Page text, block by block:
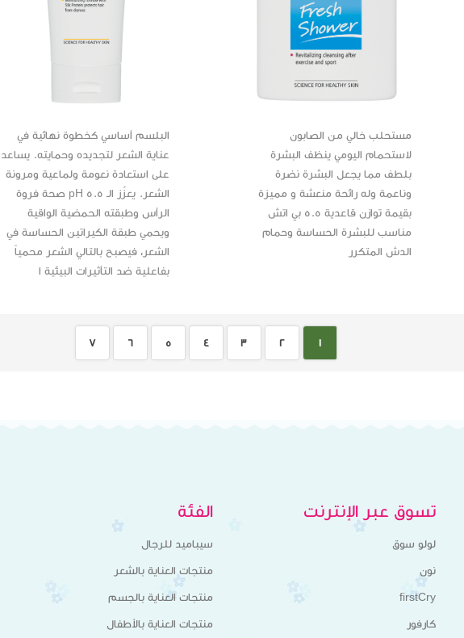
مستحلب خالي من الصابون
لاستحمام اليومي ينظف البشرة
بلطف مما يجعل البشرة نضرة
وناعمة وله رائحة منعشة و مميزة
بقيمة توازن قاعدية 5.5 بي اتش
مناسب للبشرة الحساسة وحمام
الدش المتكرر
البلسم أساسي كخطوة نهائية في
عناية الشعر لتجديده وحمايته. يساعد
على استعادة نعومة ولماعية ومرونة
الشعر. يعزّز الـ pH 5.5 صحة فروة
الرأس وطبقته الحمضية الواقية
ويحمي طبقة الكيراتين الحساسة في
الشعر، فيصبح بالتالي الشعر محمياً
بفاعلية ضد التأثيرات البيئية ا
1
2
3
4
5
6
7
تسوق عبر الإنترنت
لولو سوق
نون
firstCry
كارفور
الفئة
سيباميد للرجال
منتجات العناية بالشعر
منتجات العناية بالجسم
منتجات العناية بالأطفال